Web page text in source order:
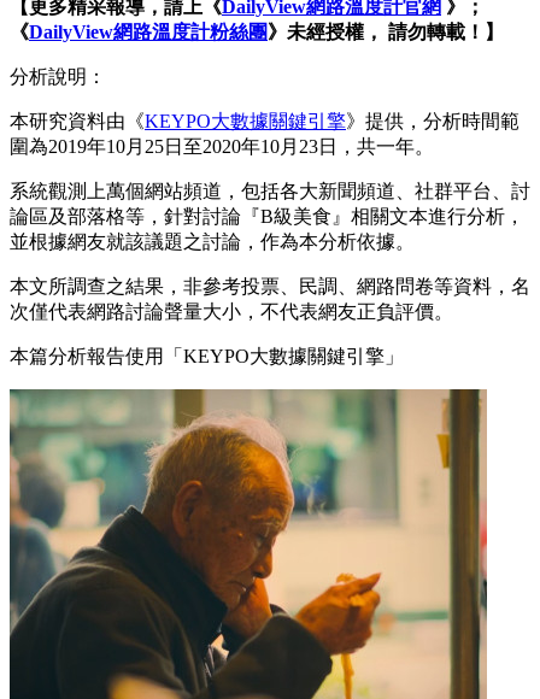
【更多精采報導，請上《DailyView網路溫度計官網 》；
《DailyView網路溫度計粉絲團》未經授權， 請勿轉載！】
分析說明：
本研究資料由《KEYPO大數據關鍵引擎》提供，分析時間範
圍為2019年10月25日至2020年10月23日，共一年。
系統觀測上萬個網站頻道，包括各大新聞頻道、社群平台、討
論區及部落格等，針對討論『B級美食』相關文本進行分析，
並根據網友就該議題之討論，作為本分析依據。
本文所調查之結果，非參考投票、民調、網路問卷等資料，名
次僅代表網路討論聲量大小，不代表網友正負評價。
本篇分析報告使用「KEYPO大數據關鍵引擎」